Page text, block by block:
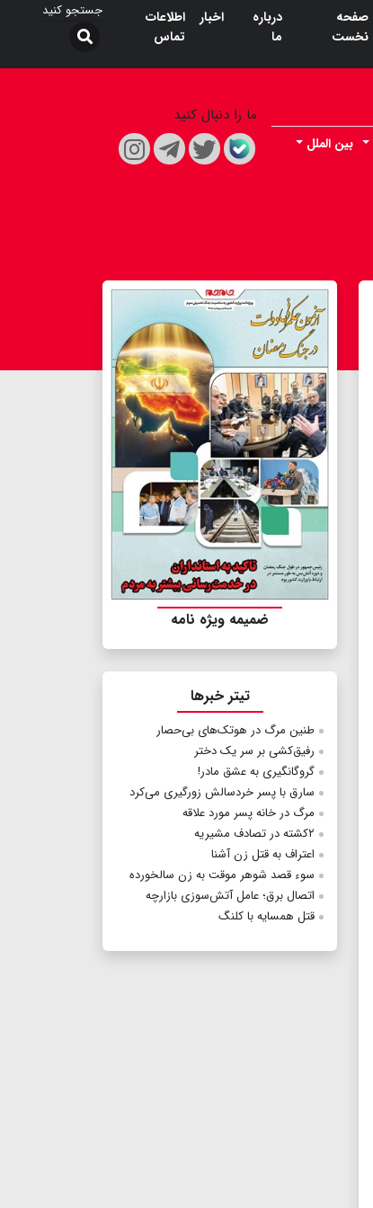
صفحه
نخست
درباره
ما
اخبار
اطلاعات
تماس
بین الملل
ما را دنبال کنید
ضمیمه ویژه نامه
تیتر خبرها
طنین مرگ در هوتک‌های بی‌حصار
رفیق‌کشی بر سر یک دختر
گروگانگیری به عشق مادر!
سارق با پسر خردسالش زورگیری می‌کرد
مرگ در خانه پسر مورد علاقه
۲کشته در تصادف مشیریه
اعتراف به قتل زن آشنا
سوء قصد شوهر موقت به زن سالخورده
اتصال برق؛ عامل آتش‌سوزی بازارچه
قتل همسایه با کلنگ